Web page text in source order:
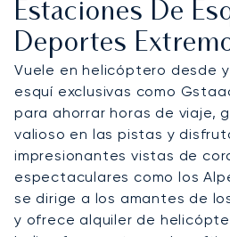
Estaciones De
Deportes
Vuele en helicóptero desde
esquí exclusivas como
para ahorrar horas de viaje,
valioso en las pistas y
impresionantes vistas de
espectaculares como los
se dirige a los amantes de
y ofrece alquiler de